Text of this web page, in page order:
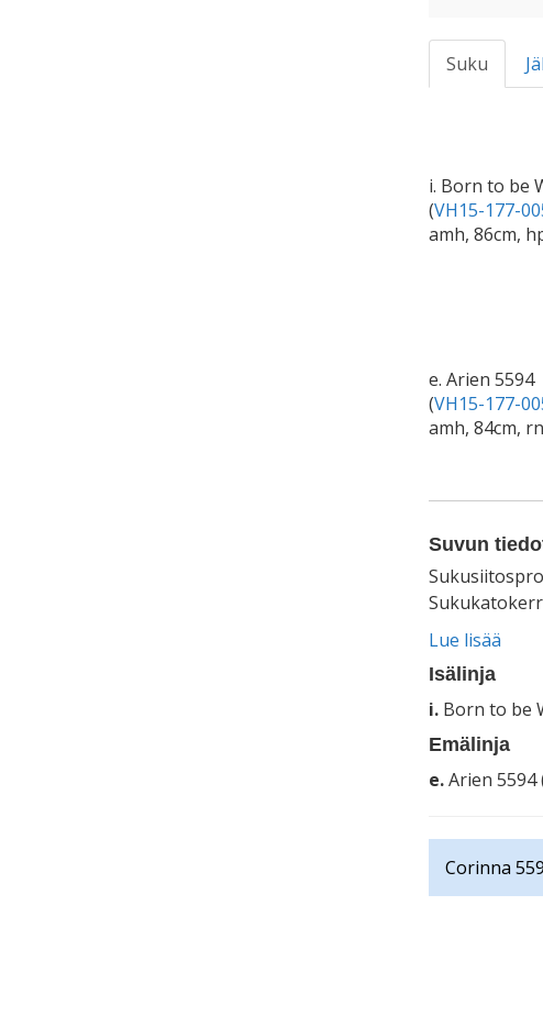
Suku
i. Born to be
(VH15-177-
amh, 86cm,
e. Arien 5594
(VH15-177-
amh, 84cm,
Suvun
Lue lisää
Isälinja
i. Born to be
Emälinja
e.Arien 5594
Corinna